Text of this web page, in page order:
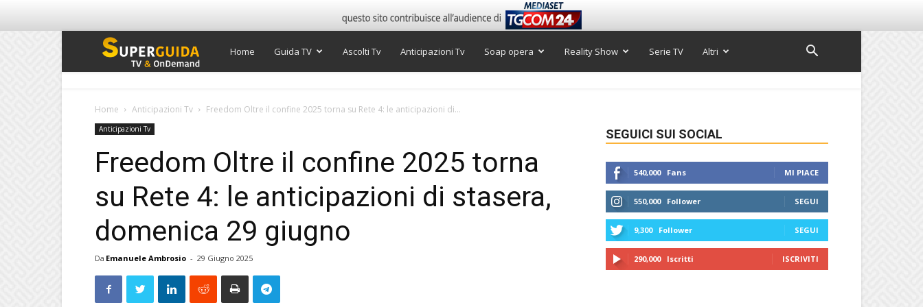
Super
Home Guida TV Ascolti Tv Anticipazioni Tv Soap opera Reality Show Serie TV Altri
Home Anticipazioni Tv Freedom Oltre il confine 2025 torna su Rete 4: le anticipazioni di...
Anticipazioni Tv
Freedom Oltre il confine 2025 torna
su Rete 4: le anticipazioni di stasera,
domenica 29 giugno
Da Emanuele Ambrosio - 29 Giugno 2025
SEGUICI SUI SOCIAL
540,000 Fans MI PIACE
550,000 Follower SEGUI
9,300 Follower SEGUI
290,000 Iscritti ISCRIVITI